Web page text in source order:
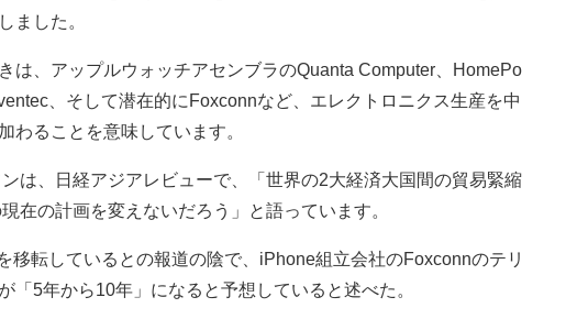
ました。
は、アップルウォッチアセンブラのQuanta Computer、HomePo
、そして潜在的にFoxconnなど、エレクトロニクス生産を中
わることを意味しています。
は、日経アジアレビューで、「世界の2大経済大国間の貿易緊縮
在の計画を変えないだろう」と語っています。
移転しているとの報道の陰で、iPhone組立会社のFoxconnのテリ
「5年から10年」になると予想していると述べた。